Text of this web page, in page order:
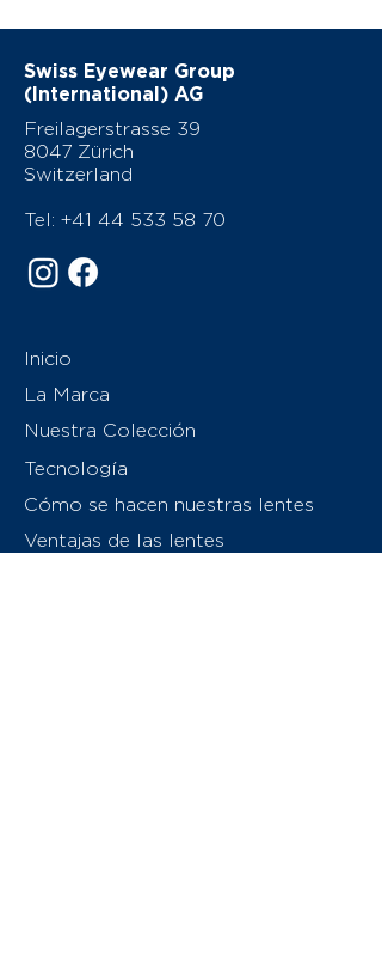
Swiss Eyewear Group
(International) AG
Freilagerstrasse 39
8047 Zürich
Switzerland
Tel: +41 44 533 58 70
Inicio
La Marca
Nuestra Colección
Tecnología
Cómo se hacen nuestras lentes
Ventajas de las lentes